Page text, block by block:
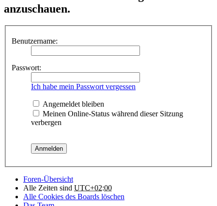
anzuschauen.
Benutzername:
Passwort:
Ich habe mein Passwort vergessen
Angemeldet bleiben
Meinen Online-Status während dieser Sitzung
verbergen
Foren-Übersicht
Alle Zeiten sind UTC+02:00
Alle Cookies des Boards löschen